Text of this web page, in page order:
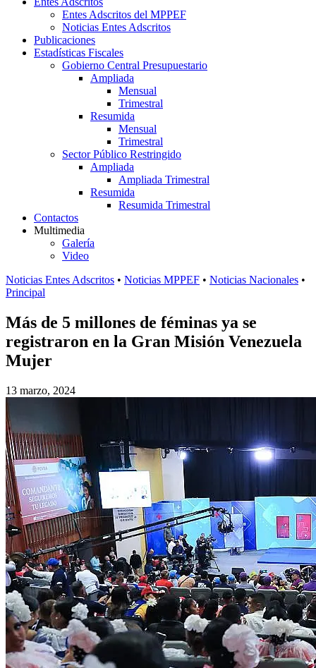
Entes Adscritos del MPPEF
Noticias Entes Adscritos
Publicaciones
Estadísticas Fiscales
Gobierno Central Presupuestario
Ampliada
Mensual
Trimestral
Resumida
Mensual
Trimestral
Sector Público Restringido
Ampliada
Ampliada Trimestral
Resumida
Resumida Trimestral
Contactos
Multimedia
Galería
Video
Noticias Entes Adscritos • Noticias MPPEF • Noticias Nacionales •
Principal
Más de 5 millones de féminas ya se
registraron en la Gran Misión Venezuela
Mujer
13 marzo, 2024